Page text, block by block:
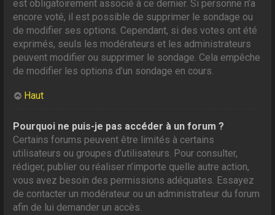
est obligatoirement associé à ce dernier. Si personne n’a
encore voté, il est possible de supprimer le sondage ou
de modifier ses options. Cependant, si des votes ont été
exprimés, seuls les modérateurs et les administrateurs
peuvent modifier ou supprimer le sondage. Cela empêche
de modifier les options d’un sondage en cours.
Haut
Pourquoi ne puis-je pas accéder à un forum ?
Certains forums peuvent être limités à certains
utilisateurs ou groupes d’utilisateurs. Pour consulter,
rédiger, publier ou réaliser n’importe quelle autre action,
vous avez besoin des permissions adéquates. Essayez
de contacter un modérateur ou un administrateur du forum
afin de lui demander un accès.